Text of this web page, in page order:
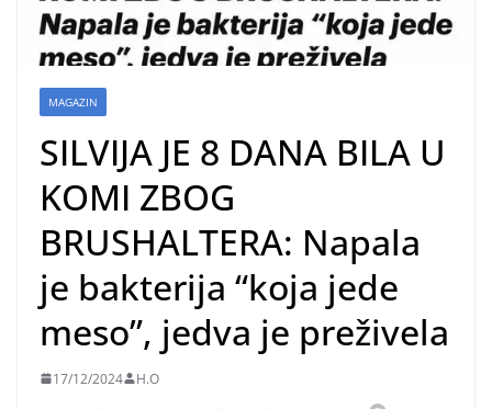
MAGAZIN
SILVIJA JE 8 DANA BILA U
KOMI ZBOG
BRUSHALTERA: Napala
je bakterija “koja jede
meso”, jedva je preživela
17/12/2024 H.O